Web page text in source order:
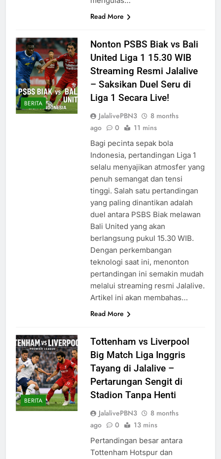
Read More
BERITA
Nonton PSBS Biak vs Bali
United Liga 1 15.30 WIB
Streaming Resmi Jalalive
– Saksikan Duel Seru di
Liga 1 Secara Live!
JalalivePBN3
8 months
ago
0 11 mins
Bagi pecinta sepak bola
Indonesia, pertandingan Liga 1
selalu menyajikan atmosfer yang
penuh semangat dan tensi
tinggi. Salah satu pertandingan
yang paling dinantikan adalah
duel antara PSBS Biak melawan
Bali United yang akan
berlangsung pukul 15.30 WIB.
Dengan perkembangan
teknologi saat ini, menonton
pertandingan ini semakin mudah
melalui streaming resmi Jalalive.
Artikel ini akan membahas…
Read More
BERITA
Tottenham vs Liverpool
Big Match Liga Inggris
Tayang di Jalalive –
Pertarungan Sengit di
Stadion Tanpa Henti
JalalivePBN3
8 months
ago
0 13 mins
Pertandingan besar antara
Tottenham Hotspur dan